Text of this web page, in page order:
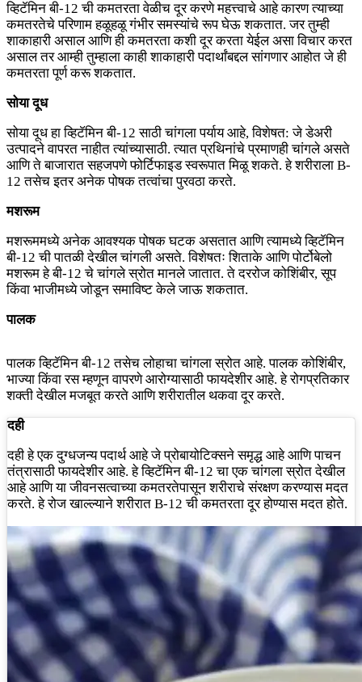
व्हिटॅमिन बी-12 ची कमतरता वेळीच दूर करणे महत्त्वाचे आहे कारण त्याच्या
कमतरतेचे परिणाम हळूहळू गंभीर समस्यांचे रूप घेऊ शकतात. जर तुम्ही
शाकाहारी असाल आणि ही कमतरता कशी दूर करता येईल असा विचार करत
असाल तर आम्ही तुम्हाला काही शाकाहारी पदार्थांबद्दल सांगणार आहोत जे ही
कमतरता पूर्ण करू शकतात.
सोया दूध
सोया दूध हा व्हिटॅमिन बी-12 साठी चांगला पर्याय आहे, विशेषत: जे डेअरी
उत्पादने वापरत नाहीत त्यांच्यासाठी. त्यात प्रथिनांचे प्रमाणही चांगले असते
आणि ते बाजारात सहजपणे फोर्टिफाइड स्वरूपात मिळू शकते. हे शरीराला B-
12 तसेच इतर अनेक पोषक तत्वांचा पुरवठा करते.
मशरूम
मशरूममध्ये अनेक आवश्यक पोषक घटक असतात आणि त्यामध्ये व्हिटॅमिन
बी-12 ची पातळी देखील चांगली असते. विशेषतः शिताके आणि पोर्टोबेलो
मशरूम हे बी-12 चे चांगले स्रोत मानले जातात. ते दररोज कोशिंबीर, सूप
किंवा भाजीमध्ये जोडून समाविष्ट केले जाऊ शकतात.
पालक
पालक व्हिटॅमिन बी-12 तसेच लोहाचा चांगला स्रोत आहे. पालक कोशिंबीर,
भाज्या किंवा रस म्हणून वापरणे आरोग्यासाठी फायदेशीर आहे. हे रोगप्रतिकार
शक्ती देखील मजबूत करते आणि शरीरातील थकवा दूर करते.
दही
दही हे एक दुग्धजन्य पदार्थ आहे जे प्रोबायोटिक्सने समृद्ध आहे आणि पाचन
तंत्रासाठी फायदेशीर आहे. हे व्हिटॅमिन बी-12 चा एक चांगला स्रोत देखील
आहे आणि या जीवनसत्वाच्या कमतरतेपासून शरीराचे संरक्षण करण्यास मदत
करते. हे रोज खाल्ल्याने शरीरात B-12 ची कमतरता दूर होण्यास मदत होते.